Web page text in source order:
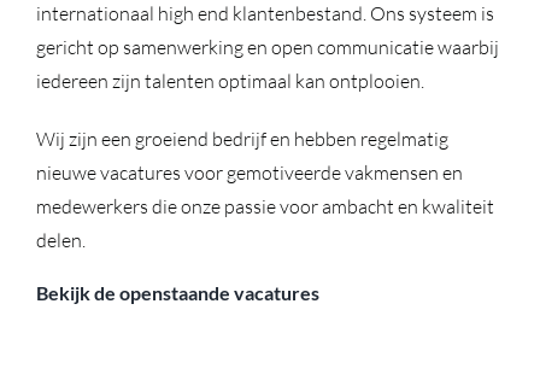
internationaal high end klantenbestand. Ons systeem is
gericht op samenwerking en open communicatie waarbij
iedereen zijn talenten optimaal kan ontplooien.
Wij zijn een groeiend bedrijf en hebben regelmatig
nieuwe vacatures voor gemotiveerde vakmensen en
medewerkers die onze passie voor ambacht en kwaliteit
delen.
Bekijk de openstaande vacatures